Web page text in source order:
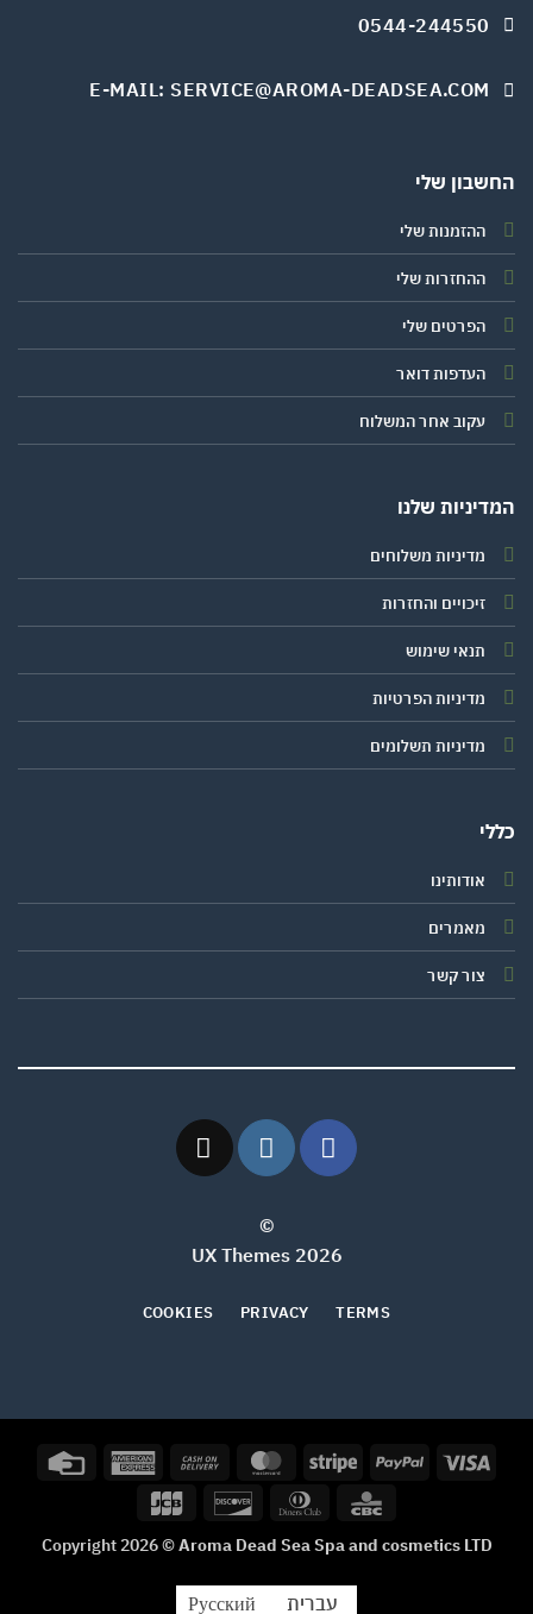
0544-244550
E-MAIL: SERVICE@AROMA-DEADSEA.COM
שלי
ההזמנות שלי
ההחזרות שלי
הפרטים שלי
העדפות דואר
עקוב אחר המשלוח
שלנו
מדיניות משלוחים
זיכויים והחזרות
תנאי שימוש
מדיניות הפרטיות
מדיניות תשלומים
אודותינו
מאמרים
צור קשר
2026 UX Themes
TERMS
PRIVACY
COOKIES
Visa
PayPal
Stripe
MasterCard
Cash
Delivery
American
Credit
CBC
Dinners
Discover
JCB
Copyright 2026 ©Aroma Dead Sea Spa and cosmetics LTD
עברית Русский